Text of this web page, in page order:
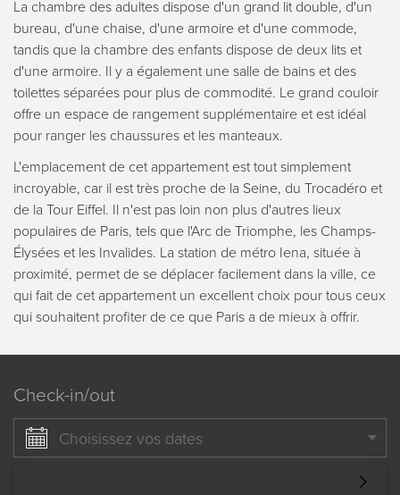
La chambre des adultes dispose d'un grand lit double, d'un
bureau, d'une chaise, d'une armoire et d'une commode,
tandis que la chambre des enfants dispose de deux lits et
d'une armoire. Il y a également une salle de bains et des
toilettes séparées pour plus de commodité. Le grand couloir
offre un espace de rangement supplémentaire et est idéal
pour ranger les chaussures et les manteaux.
L'emplacement de cet appartement est tout simplement
incroyable, car il est très proche de la Seine, du Trocadéro et
de la Tour Eiffel. Il n'est pas loin non plus d'autres lieux
populaires de Paris, tels que l'Arc de Triomphe, les Champs-
Élysées et les Invalides. La station de métro Iena, située à
proximité, permet de se déplacer facilement dans la ville, ce
qui fait de cet appartement un excellent choix pour tous ceux
qui souhaitent profiter de ce que Paris a de mieux à offrir.
Check-in/out
Choisissez vos dates